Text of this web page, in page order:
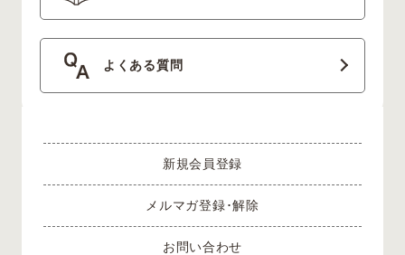
よくある質問
新規会員登録
メルマガ登録･解除
お問い合わせ